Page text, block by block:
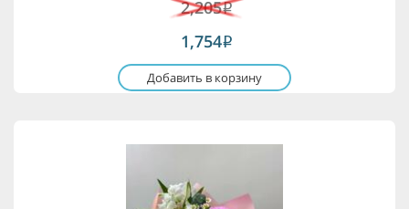
2,205i
1,754i
Добавить в корзину